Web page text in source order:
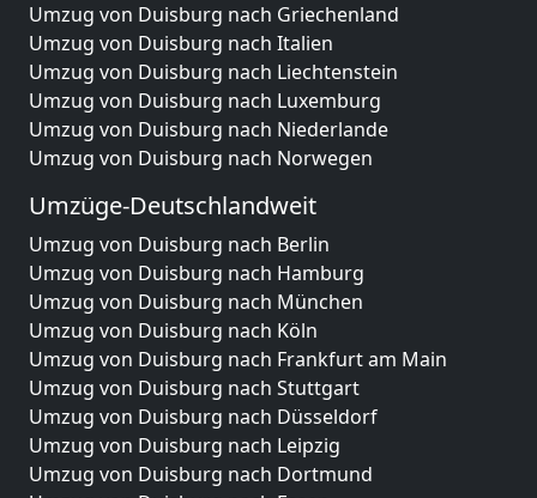
Umzug von Duisburg nach Griechenland
Umzug von Duisburg nach Italien
Umzug von Duisburg nach Liechtenstein
Umzug von Duisburg nach Luxemburg
Umzug von Duisburg nach Niederlande
Umzug von Duisburg nach Norwegen
Umzüge-Deutschlandweit
Umzug von Duisburg nach Berlin
Umzug von Duisburg nach Hamburg
Umzug von Duisburg nach München
Umzug von Duisburg nach Köln
Umzug von Duisburg nach Frankfurt am Main
Umzug von Duisburg nach Stuttgart
Umzug von Duisburg nach Düsseldorf
Umzug von Duisburg nach Leipzig
Umzug von Duisburg nach Dortmund